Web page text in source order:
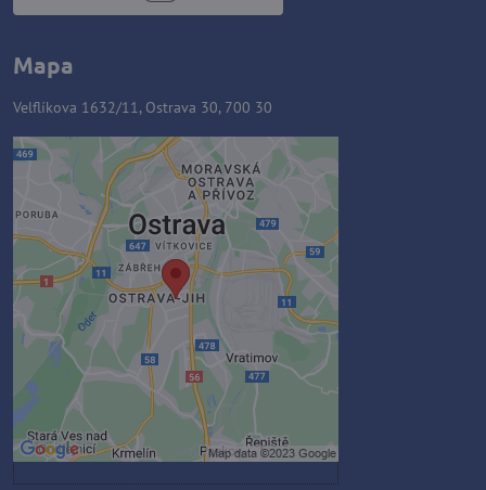
Mapa
Velflíkova 1632/11, Ostrava 30, 700 30
Externý obsah je blokovaný
Voľbami súkromia
Prajete si načítať externý obsah?
Povoliť tentokrát
Povoliť a zapamätať - súhlas s
druhom cookie: Funkčné
Otvoriť obsah v novom okne